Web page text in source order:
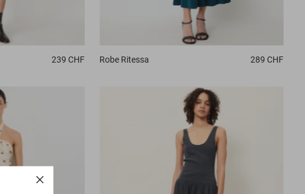
239 CHF Robe Ritessa 289 CHF